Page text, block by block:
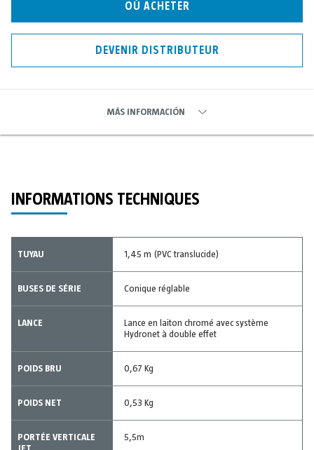
OÙ ACHETER
DEVENIR DISTRIBUTEUR
MÁS INFORMACIÓN
INFORMATIONS TECHNIQUES
TUYAU 1,45 m (PVC translucide)
BUSES DE SÉRIE Conique réglable
LANCE
Lance en laiton chromé avec système
Hydronet à double effet
POIDS BRU 0,67 Kg
POIDS NET 0,53 Kg
PORTÉE VERTICALE
5,5m